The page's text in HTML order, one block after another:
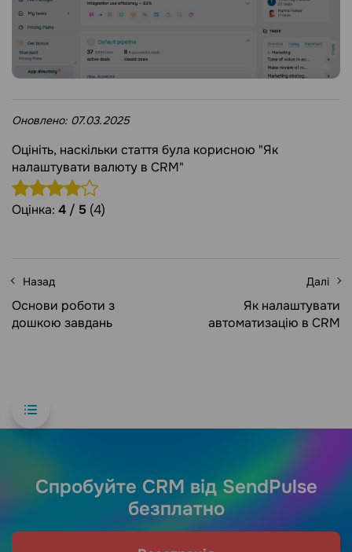
Оновлено: 07.03.2025
Оцініть, наскільки стаття була корисною "Як
налаштувати валюту в CRM"
Оцінка: 4 / 5 (4)
Назад
Основи роботи з
дошкою завдань
Далі
Як налаштувати
автоматизацію в CRM
Спробуйте CRM від SendPulse
безплатно